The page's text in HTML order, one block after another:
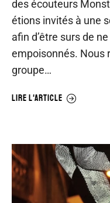
des écouteurs
étions invités à une
afin d’être surs de
empoisonnés. Nous
groupe…
LIRE L'ARTICLE